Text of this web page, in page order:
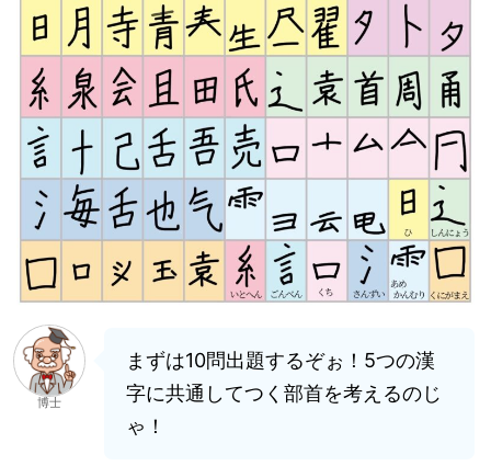
博士
まずは10問出題するぞぉ！5つの漢
字に共通してつく部首を考えるのじ
ゃ！